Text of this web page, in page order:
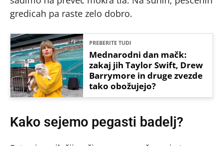
gredicah pa raste zelo dobro.
PREBERITE TUDI
Mednarodni dan mačk:
zakaj jih Taylor Swift, Drew
Barrymore in druge zvezde
tako obožujejo?
Kako sejemo pegasti badelj?